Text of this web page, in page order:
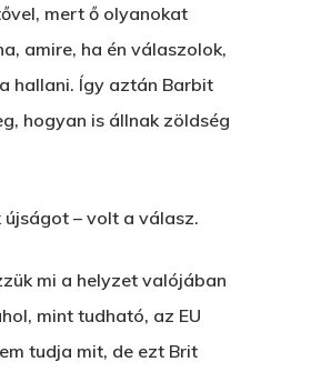
mert ő olyanokat
amire, ha én válaszolok,
hallani. Így aztán Barbit
hogyan is állnak zöldség
újságot – volt a válasz.
mi a helyzet valójában
mint tudható, az EU
tudja mit, de ezt Brit